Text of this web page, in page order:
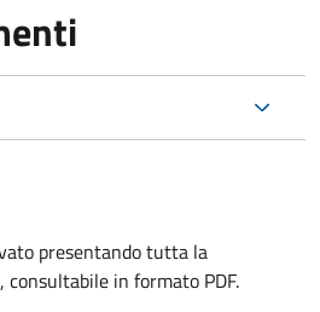
presentando tutta la
in formato PDF.